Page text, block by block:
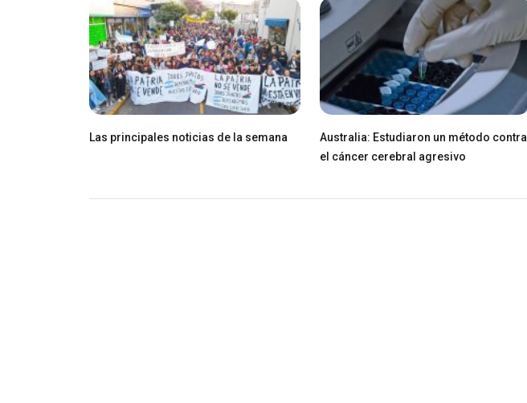
Las principales noticias de la semana
Australia: Estudiaron un método contra
el cáncer cerebral agresivo